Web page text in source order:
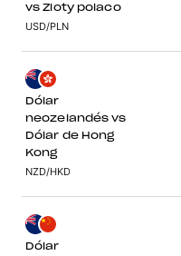
vs Zloty polaco
USD/PLN
Dólar
neozelandés vs
Dólar de Hong
Kong
NZD/HKD
Dólar